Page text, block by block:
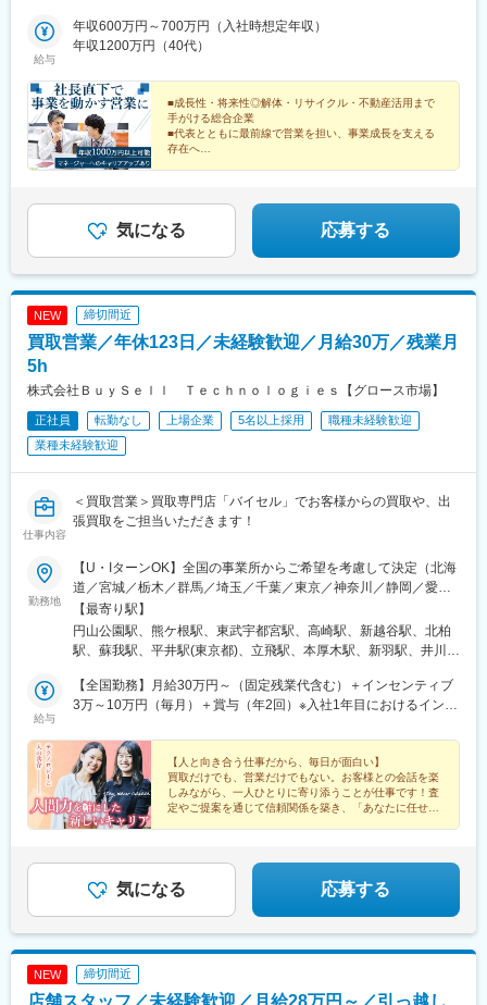
保原駅、肥後橋駅、下板橋駅、登戸駅、東伏見駅、下総中山駅、
南林間駅、志村坂上駅、駅東公園前駅、下高井戸駅、岩原駅、熊
山陽女学園前駅、球場前駅(高知県)、大江橋駅、宇都宮駅東口駅
フィス4階■広島営業所広島県広島市東区上大須賀町4-2 香取第一
ビル402■久留米リサイクルセンター福岡県久留米市善導寺町木塚
1※受動喫煙防止対策あり（オフィス禁煙）
給与
年収600万円～700万円（入社時想定年収）
年収1200万円（40代）
■成長性・将来性◎解体・リサイクル・不動産活用まで
手がける総合企業
■代表とともに最前線で営業を担い、事業成長を支える
存在へ
気になる 応募する
NEW 締切間近
買取営業／年休123日／未経験歓迎／月給30万／残業月
5h
株式会社ＢｕｙＳｅｌｌ Ｔｅｃｈｎｏｌｏｇｉｅｓ【グロース市場】
正社員 転勤なし 上場企業 5名以上採用
職種未経験歓迎
業種未経験歓迎
仕事内容
＜買取営業＞買取専門店「バイセル」でお客様からの買取や、出
張買取をご担当いただきます！
勤務地
【U・IターンOK】全国の事業所からご希望を考慮して決定（北海
道／宮城／栃木／群馬／埼玉／千葉／東京／神奈川／静岡／愛知
／石川／大阪／兵庫／香川／愛媛／福岡）★ひとり1台社用車を貸
与！お客様先へ自宅から直行OK！★転勤のないエリア限定勤務も
選べます※勤務地によって、評価制度・条件などの変更はありませ
あり）
【最寄り駅】
円山公園駅、熊ケ根駅、東武宇都宮駅、高崎駅、新越谷駅、北柏
駅、蘇我駅、平井駅(東京都)、立飛駅、本厚木駅、新羽駅、井川
園北口駅、新居浜駅、貝塚駅(福岡県)、御井駅、新深江駅、安立町
駅、細井川駅
給与
【全国勤務】月給30万円～（固定残業代含む）＋インセンティブ
3万～10万円（毎月）＋賞与（年2回）※入社1年目におけるインセ
の有無に関わらず、固定残業手当5万5000円以上（30時間分／
月）を支給。超過分は別途支給いたします【エリア限定勤務】月
給27万円～（固定残業代含む）＋インセンティブ3万～10万円
（毎月）＋賞与（年2回）※入社1年目におけるインセンの月額平
均支給額は3万～10万円です※固定残業代は時間外労働の有無に関
分は別途支給いたします＜年収例＞年収1000万円／入社3年／28
歳（月給42万円＋毎月のインセンティブ＋賞与）月給：42万円
×12カ月＝504万円インセン：412万円賞与：42万円×2カ月＝84
万円＼ POINT！／★成果は目に見える形で還元！毎月のインセン
ティブ＋年2回の賞与（プロセス評価）2つの軸で社員の頑張りが
きちんと還元される仕組みがあり、納得感のある給与体系！
【人と向き合う仕事だから、毎日が面白い】
買取だけでも、営業だけでもない。お客様との会話を楽
しみながら、一人ひとりに寄り添うことが仕事です！査
定やご提案を通じて信頼関係を築き、「あなたに任せて
気になる 応募する
NEW 締切間近
店舗スタッフ／未経験歓迎／月給28万円～／引っ越し